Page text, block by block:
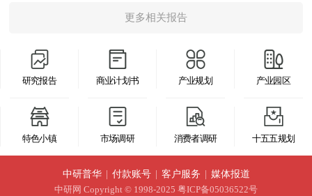
角度地对中国伺服电机市场进行了分析研究。报告
期的各方面因素，对中国伺服电机的发展趋势给予
了细致和审慎的预测论证。报告资料详实，图表丰
机企业在激烈的市场竞争中洞察先机，能准确及时
的针对自身环境调整经营策略。
精度、长期稳定性、软件算法等方面与国际领先企
量众多但规模普遍偏小，缺乏具有国际竞争力的综
合性龙头企业，产学研用协同创新机制不完善，基
行业面临下游传统行业投资放缓、高端人才流失、
核心零部件供应链安全风险、标准检测体系滞后等
多重挑战，部分中小企业在激烈的市场竞争中生存
压力加剧。 展望未来，仪器仪表产业的发展将深
著提升了模具的技术含量和附加值，使其使用寿命
绿色化方向升级。随着工业4.0和智能制造战略的
深入实施，智能模具已成为现代制造业转型升级的
关键支撑，其发展水平直接决定了产品制造的精
度、效率和可持续性。 本研究咨询报告由中研普
上，主要依据了国家统计局、国家商务部、国家发
改委、国家经济信息中心、国务院发展研究中心、
更多相关报告
研究报告 商业计划书 产业规划 产业园区
特色小镇 市场调研 消费者调研 十五五规划
中研普华 付款账号 客户服务
媒体报道
中研网 Copyright © 1998-2025 粤ICP备05036522号